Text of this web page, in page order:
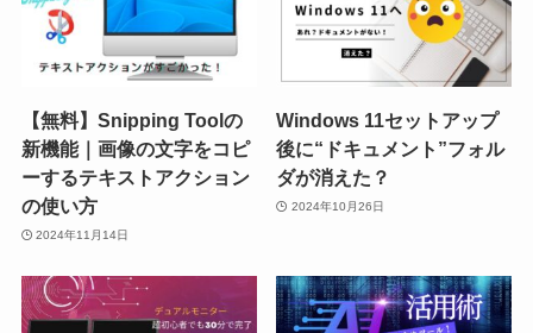
【無料】Snipping Toolの
新機能｜画像の文字をコピ
ーするテキストアクション
の使い方
2024年11月14日
Windows 11セットアップ
後に“ドキュメント”フォル
ダが消えた？
2024年10月26日